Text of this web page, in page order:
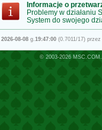
Informacje o
Problemy w działaniu
System do swojego
2026-08-08 g.19:47:00 (0.7011/17)
© 2003-2026